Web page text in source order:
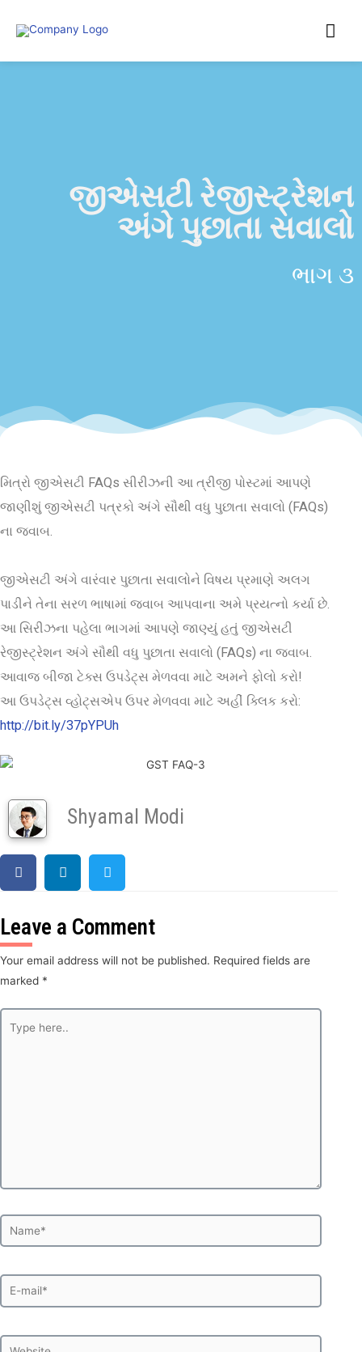
જીએસટી રેજીસ્ટ્રેશન
અંગે પુછાતા સવાલો
ભાગ ૩
મિત્રો જીએસટી FAQs સીરીઝની આ ત્રીજી પોસ્ટમાં આપણે
જાણીશું જીએસટી પત્રકો અંગે સૌથી વધુ પુછાતા સવાલો (FAQs)
ના જવાબ.
જીએસટી અંગે વારંવાર પુછાતા સવાલોને વિષય પ્રમાણે અલગ
પાડીને તેના સરળ ભાષામાં જવાબ આપવાના અમે પ્રયત્નો કર્યા છે.
આ સિરીઝના પહેલા ભાગમાં આપણે જાણ્યું હતું જીએસટી
રેજીસ્ટ્રેશન અંગે સૌથી વધુ પુછાતા સવાલો (FAQs) ના જવાબ.
આવાજ બીજા ટેક્સ ઉપડેટ્સ મેળવવા માટે અમને ફોલો કરો!
આ ઉપડેટ્સ વ્હોટ્સએપ ઉપર મેળવવા માટે અહીં ક્લિક કરો:
http://bit.ly/37pYPUh
Shyamal Modi
Leave a Comment
Your email address will not be published. Required fields are
marked *